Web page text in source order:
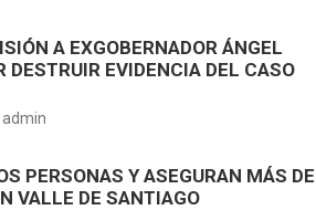
A EXGOBERNADOR ÁNGEL
DESTRUIR EVIDENCIA DEL CASO
admin
PERSONAS Y ASEGURAN MÁS
VALLE DE SANTIAGO